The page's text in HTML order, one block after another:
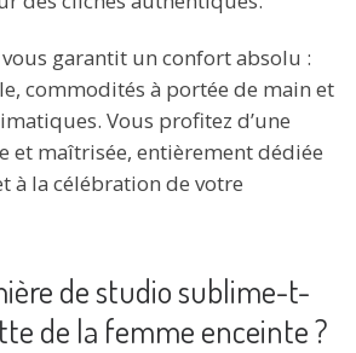
garantit un confort absolu :
commodités à portée de main et
Vous profitez d’une
et maîtrisée, entièrement dédiée
à la célébration de votre
de studio sublime-t-
de la femme enceinte ?